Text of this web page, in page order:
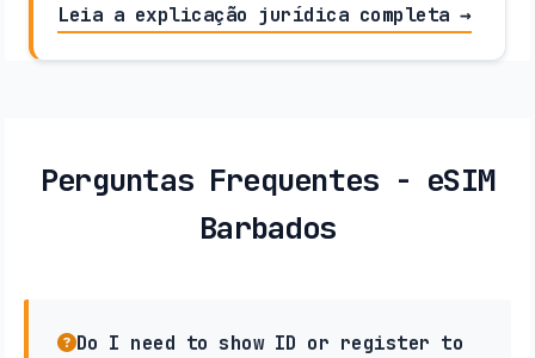
Leia a explicação jurídica completa →
Perguntas Frequentes - eSIM
Barbados
Do I need to show ID or register to